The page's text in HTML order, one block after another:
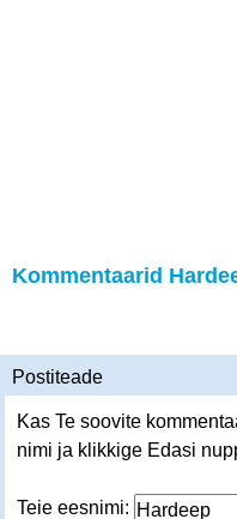
Kommentaarid
Postiteade
Kas Te soovite
nimi ja klikkige Edasi
Teie eesnimi: